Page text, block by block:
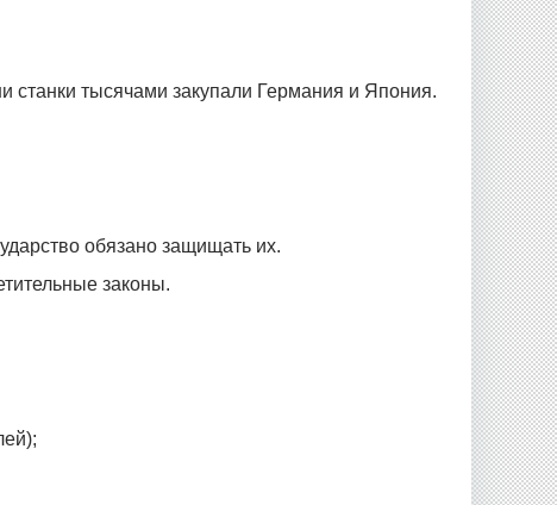
станки тысячами закупали Германия и Япония.
обязано защищать их.
законы.